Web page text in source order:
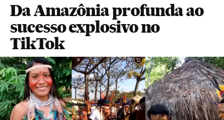
Da Amazônia profunda ao
sucesso explosivo no
TikTok